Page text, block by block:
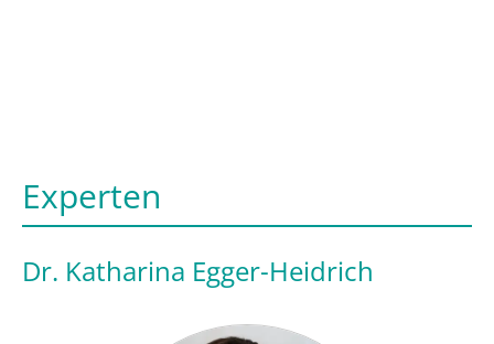
Experten
Dr. Katharina Egger-Heidrich